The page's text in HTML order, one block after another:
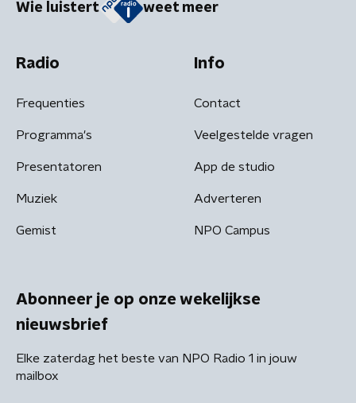
Wie luistert weet meer
Radio
Frequenties
Programma's
Presentatoren
Muziek
Gemist
Info
Contact
Veelgestelde vragen
App de studio
Adverteren
NPO Campus
Abonneer je op onze wekelijkse
nieuwsbrief
Elke zaterdag het beste van NPO Radio 1 in jouw
mailbox